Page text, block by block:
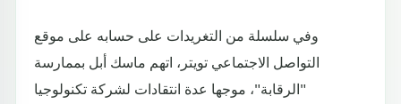
وفي سلسلة من التغريدات على حسابه على موقع
التواصل الاجتماعي تويتر، اتهم ماسك أبل بممارسة
"الرقابة"، موجها عدة انتقادات لشركة تكنولوجيا